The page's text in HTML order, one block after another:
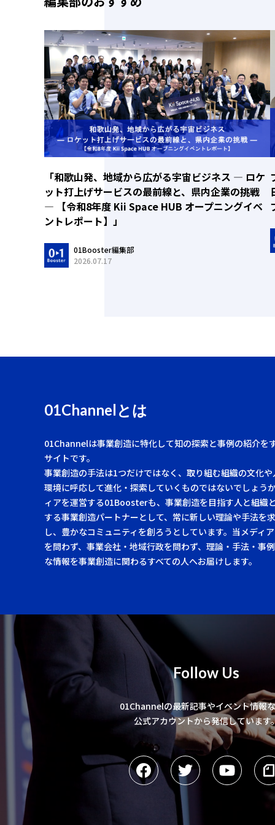
「和歌山発、地域から広がる宇宙ビジネス ― ロケ
ット打上げサービスの最前線と、県内企業の挑戦
― 【令和8年度 Kii Space HUB オープニングイベ
ントレポート】」
01Booster編集部
2026.07.17
01Channelとは
01Channelは事業創造に特化して知の探索と事例の紹介を
サイトです。
事業創造の手法は1つだけではなく、取り組む組織の文化
環境に呼応して進化・探索していくものではないでしょう
ィアを運営する01Boosterも、事業創造を目指す人と組織
する事業創造パートナーとして、常に新しい理論や手法を
し、豊かなコミュニティを創ろうとしています。当メディ
を問わず、事業会社・地域行政を問わず、理論・手法・事
な情報を事業創造に関わるすべての人へお届けします。
Follow Us
01Channelの最新記事やイベント情報
公式アカウントから発信しています